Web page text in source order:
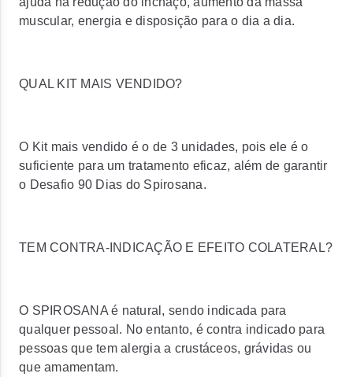
muscular, energia e disposição para o dia a dia.
QUAL KIT MAIS VENDIDO?
O Kit mais vendido é o de 3 unidades, pois ele é o
suficiente para um tratamento eficaz, além de garantir
o Desafio 90 Dias do Spirosana.
TEM CONTRA-INDICAÇÃO E EFEITO COLATERAL?
O SPIROSANA é natural, sendo indicada para
qualquer pessoal. No entanto, é contra indicado para
pessoas que tem alergia a crustáceos, grávidas ou
que amamentam.